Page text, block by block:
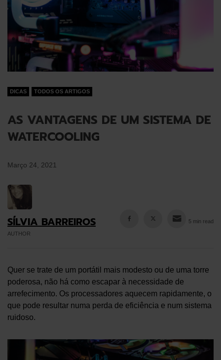
DICAS TODOS OS ARTIGOS
AS VANTAGENS DE UM SISTEMA DE
WATERCOOLING
Março 24, 2021
SÍLVIA BARREIROS
AUTHOR
5 min read
Quer se trate de um portátil mais modesto ou de uma torre
poderosa, não há como escapar à necessidade de
arrefecimento. Os processadores aquecem rapidamente, o
que pode resultar numa perda de eficiência e num sistema
ruidoso.